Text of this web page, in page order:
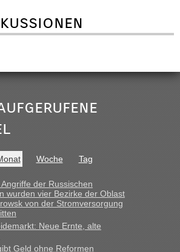
Woche Tag
der Russischen
wurden vier Bezirke der Oblast
von der Stromversorgung
Neue Ernte, alte
Geld ohne Reformen